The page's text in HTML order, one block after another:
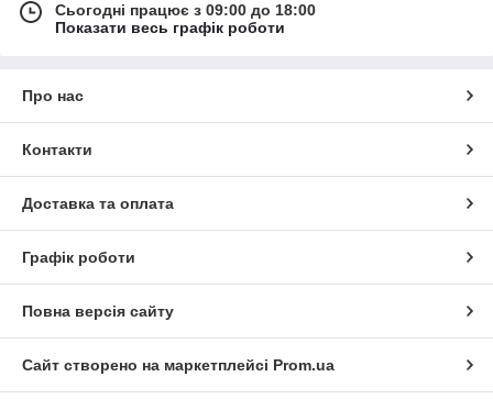
Сьогодні працює з 09:00 до 18:00
Показати весь графік роботи
Про нас
Контакти
Доставка та оплата
Графік роботи
Повна версія сайту
Сайт створено на маркетплейсі Prom.ua